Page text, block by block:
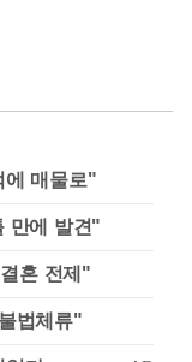
에 매물로"
만에 발견"
혼 전제"
법체류"